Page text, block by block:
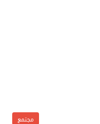
مجتمع